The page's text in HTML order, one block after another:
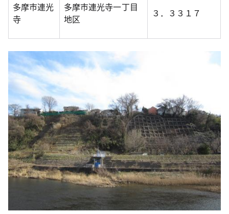
多摩市連光
寺
多摩市連光寺一丁目
地区
３．３３１７